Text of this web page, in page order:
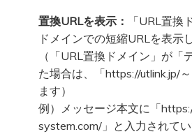
置換URLを表示：
「URL置換
ドメインでの短縮URLを表示
（「URL置換ドメイン」が「
た場合は、「https://utlink.jp/
ます）
例）メッセージ本文に「
system.com/」と入力されてい